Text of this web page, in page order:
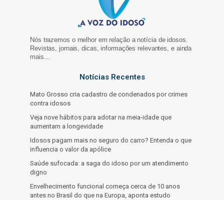
Nós trazemos o melhor em relação a notícia de idosos.
Revistas, jornais, dicas, informações relevantes, e ainda
mais…
Notícias Recentes
Mato Grosso cria cadastro de condenados por crimes
contra idosos
Veja nove hábitos para adotar na meia-idade que
aumentam a longevidade
Idosos pagam mais no seguro do carro? Entenda o que
influencia o valor da apólice
Saúde sufocada: a saga do idoso por um atendimento
digno
Envelhecimento funcional começa cerca de 10 anos
antes no Brasil do que na Europa, aponta estudo